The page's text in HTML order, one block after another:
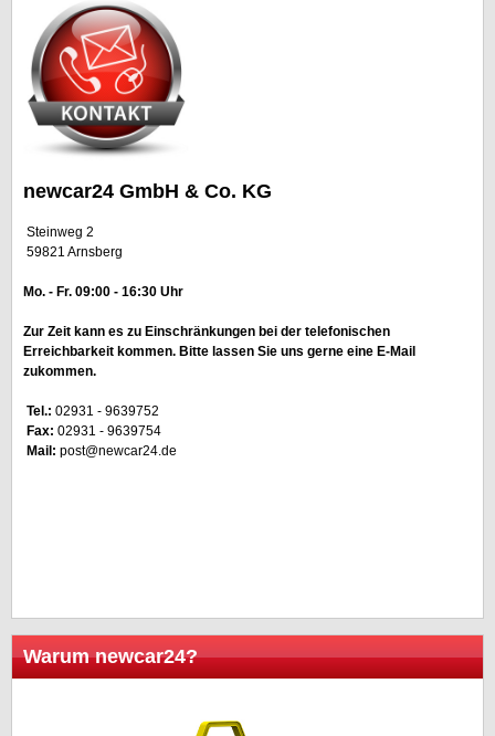
newcar24 GmbH & Co. KG
Steinweg 2
59821 Arnsberg
Mo. - Fr. 09:00 - 16:30 Uhr
Zur Zeit kann es zu Einschränkungen bei der telefonischen
Erreichbarkeit kommen. Bitte lassen Sie uns gerne eine E-Mail
zukommen.
Tel.: 02931 - 9639752
Fax: 02931 - 9639754
Mail: post@newcar24.de
Warum newcar24?